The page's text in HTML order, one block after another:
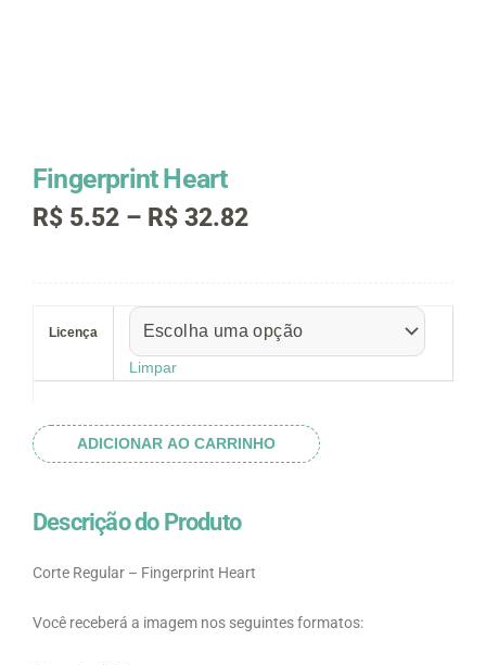
Fingerprint Heart
R$ 5.52 – R$ 32.82Faixa
através
R$ 32.82
Licença
Limpar
quantidade
ADICIONAR AO CARRINHO
Descrição do Produto
Corte Regular – Fingerprint Heart
Você receberá a imagem nos seguintes formatos: